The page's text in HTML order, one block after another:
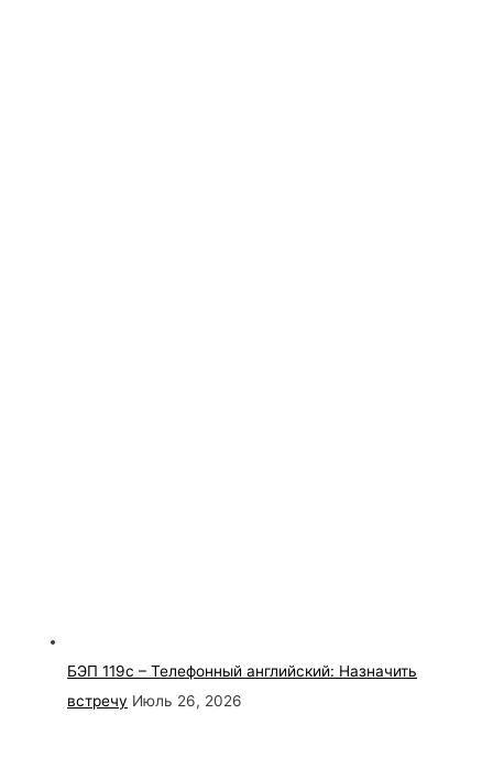
БЭП 119с – Телефонный английский: Назначить
встречу Июль 26, 2026